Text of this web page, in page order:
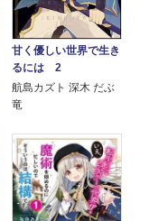
甘く優しい世界で生き
るには 2
航島カズト 深木 だぶ
竜